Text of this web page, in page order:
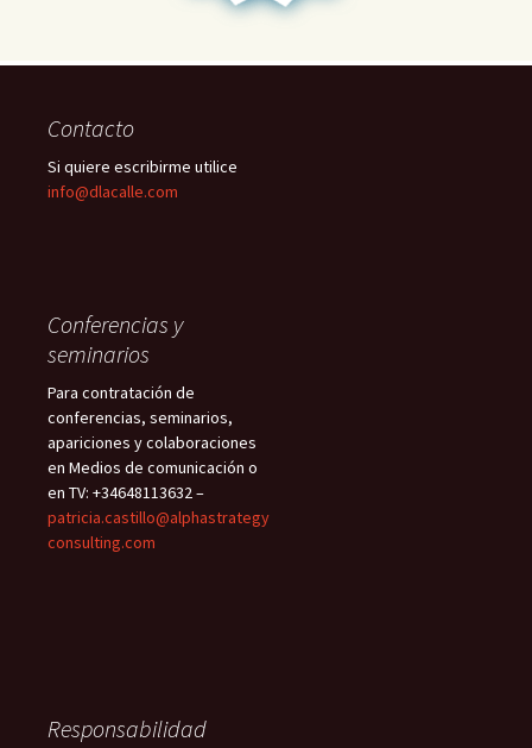
Contacto
Si quiere escribirme utilice
info@dlacalle.com
Conferencias y
seminarios
Para contratación de
conferencias, seminarios,
apariciones y colaboraciones
en Medios de comunicación o
en TV: +34648113632 –
patricia.castillo@alphastrategy
consulting.com
Responsabilidad